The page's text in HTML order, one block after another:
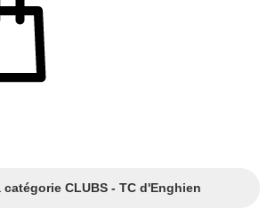
catégorie CLUBS - TC d'Enghien